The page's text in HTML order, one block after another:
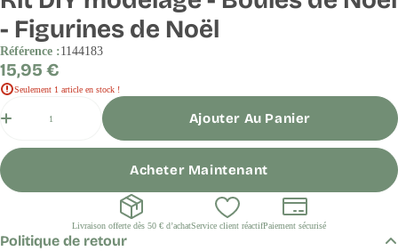
- Figurines de Noël
Référence :1144183
Prix
régulier
15,95 €
Seulement 1 article en stock !
Ajouter Au Panier
Acheter Maintenant
Livraison offerte dès 50 € d’achatService client réactifPaiement sécurisé
Politique de retour